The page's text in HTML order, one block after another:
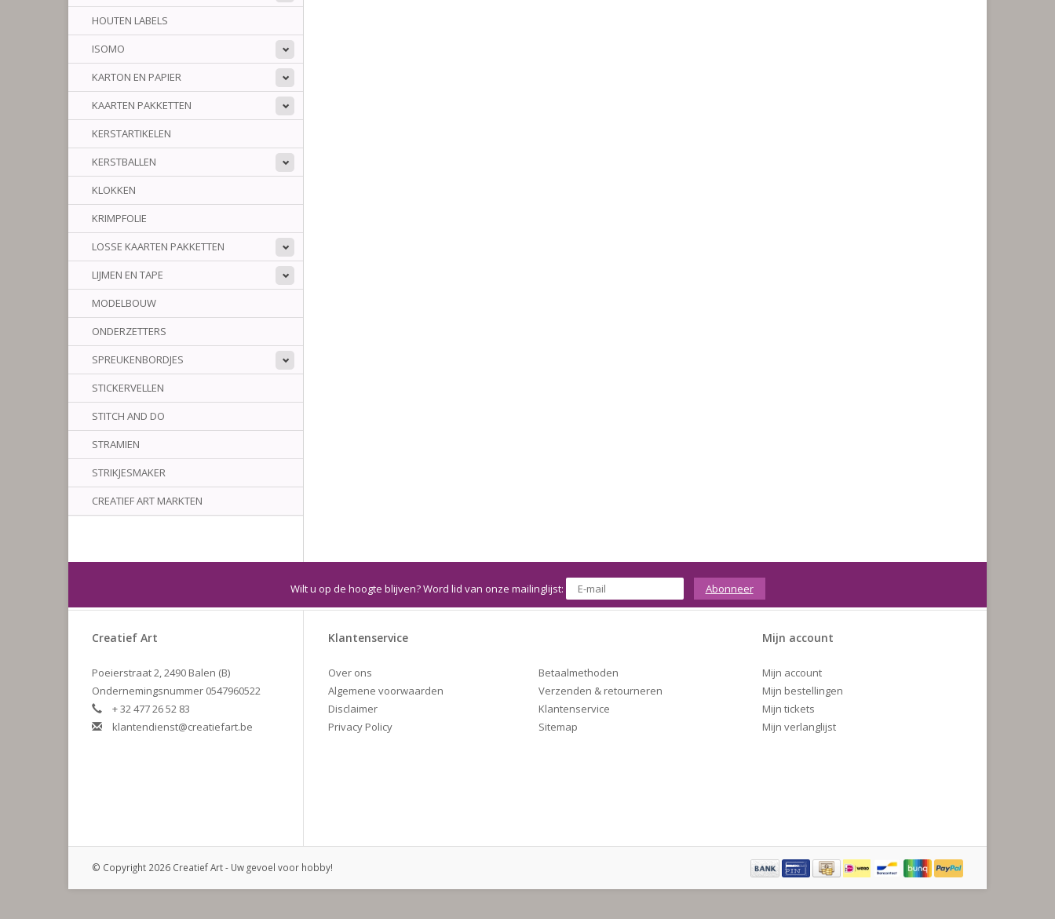
HOUTEN LABELS
ISOMO
KARTON EN PAPIER
KAARTEN PAKKETTEN
KERSTARTIKELEN
KERSTBALLEN
KLOKKEN
KRIMPFOLIE
LOSSE KAARTEN PAKKETTEN
LIJMEN EN TAPE
MODELBOUW
ONDERZETTERS
SPREUKENBORDJES
STICKERVELLEN
STITCH AND DO
STRAMIEN
STRIKJESMAKER
CREATIEF ART MARKTEN
Wilt u op de hoogte blijven? Word lid van onze mailinglijst: Abonneer
Creatief Art
Poeierstraat 2, 2490 Balen (B)
Ondernemingsnummer 0547960522
+ 32 477 26 52 83
klantendienst@creatiefart.be
Klantenservice
Over ons
Algemene voorwaarden
Disclaimer
Privacy Policy
Betaalmethoden
Verzenden & retourneren
Klantenservice
Sitemap
Mijn account
Mijn account
Mijn bestellingen
Mijn tickets
Mijn verlanglijst
© Copyright 2026 Creatief Art - Uw gevoel voor hobby!